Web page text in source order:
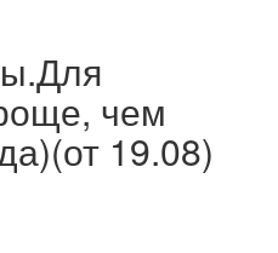
чем
19.08)